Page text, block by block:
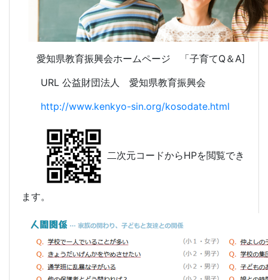
愛知県教育振興会ホームページ 「子育てQ＆A]
URL 公益財団法人 愛知県教育振興会
http://www.kenkyo-sin.org/kosodate.html
二次元コードからHPを閲覧でき
ます。